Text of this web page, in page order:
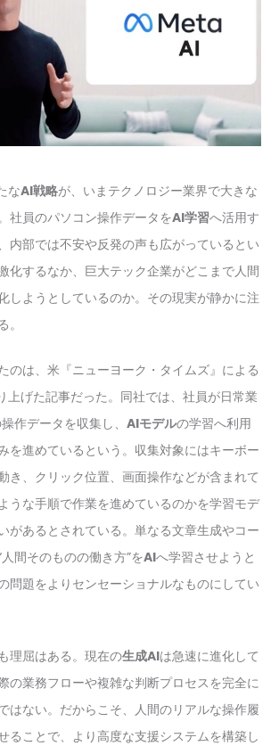
なAI戦略が、いまテクノロジー業界で大きな
社員のパソコン操作データをAI学習へ活用す
内部では不安や反発の声も広がっているとい
化するなか、巨大テック企業がどこまで人間
しようとしているのか。その現実が静かに注
のは、米『ニューヨーク・タイムズ』による
上げた記事だった。同社では、社員が日常業
作データを収集し、 AIモデルの学習へ利用
を進めているという。収集対象にはキーボー
き、クリック位置、画面操作などが含まれて
うな手順で作業を進めているのかを学習モデ
があるとされている。単なる文章生成やコー
間そのものの働き方”をAIへ学習させようと
問題をよりセンセーショナルなものにしてい
理屈はある。現在の生成AIは急速に進化して
の業務フローや複雑な判断プロセスを完全に
はない。だからこそ、人間のリアルな操作履
ることで、より高度な支援システムを構築し